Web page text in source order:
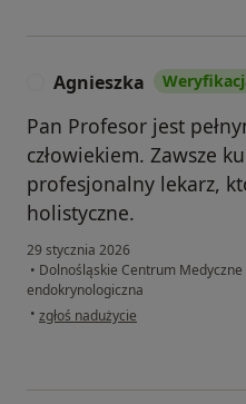
Agnieszka
Pan Profesor jest
człowiekiem. Zawsze
profesjonalny lekarz,
holistyczne.
29 stycznia 2026
• Dolnośląskie Centrum Medyczne
endokrynologiczna
• w opinii użytkownika Agnieszka
zgłoś nadużycie